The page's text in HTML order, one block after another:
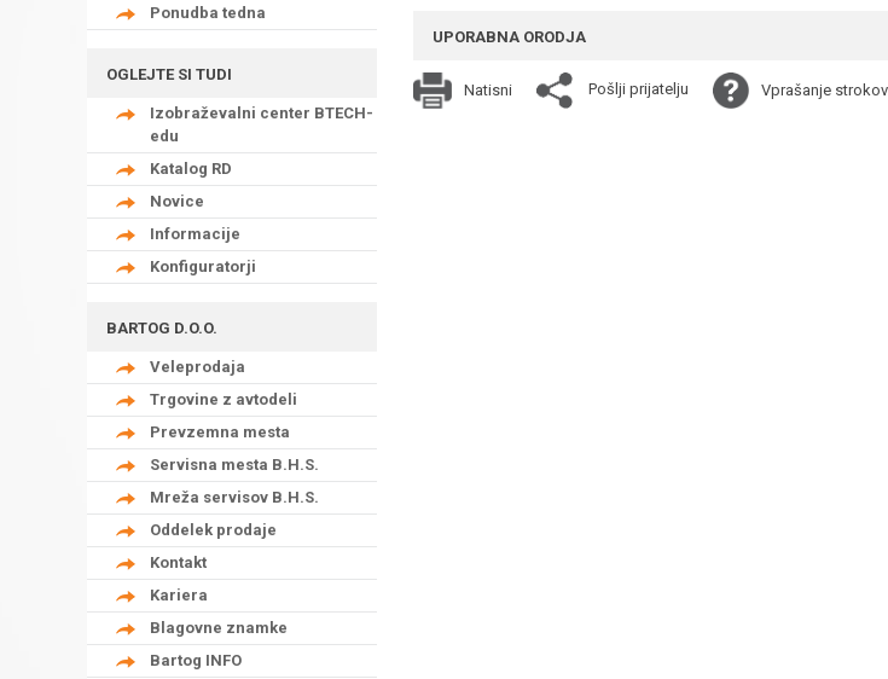
Ponudba tedna
OGLEJTE SI TUDI
Izobraževalni center BTECH-
edu
Katalog RD
Novice
Informacije
Konfiguratorji
BARTOG D.O.O.
Veleprodaja
Trgovine z avtodeli
Prevzemna mesta
Servisna mesta B.H.S.
Mreža servisov B.H.S.
Oddelek prodaje
Kontakt
Kariera
Blagovne znamke
Bartog INFO
UPORABNA ORODJA
Natisni Pošlji prijatelju Vprašanje